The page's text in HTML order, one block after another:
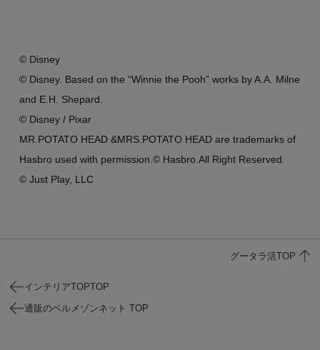
© Disney
© Disney. Based on the “Winnie the Pooh” works by A.A. Milne
and E.H. Shepard.
© Disney / Pixar
MR.POTATO HEAD &MRS.POTATO HEAD are trademarks of
Hasbro used with permission.© Hasbro.All Right Reserved.
© Just Play, LLC
グータラ活TOP
インテリアTOPTOP
通販のベルメゾンネット TOP